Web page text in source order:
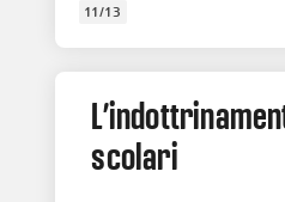
11/13
scolari